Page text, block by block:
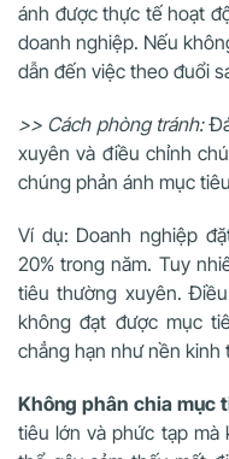
ánh được thực tế hoạt
doanh nghiệp. Nếu
dẫn đến việc theo đuổi
>> Cách phòng tránh:
xuyên và điều chỉnh
chúng phản ánh mục
Ví dụ: Doanh nghiệp
20% trong năm. Tuy
tiêu thường xuyên.
không đạt được mục
chẳng hạn như nền kinh
Không phân chia mục
tiêu lớn và phức tạp mà